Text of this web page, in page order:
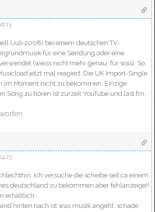
(Juli 2008) bei einem deutschen TV-
für eine Sendung oder eine
(weiss nicht mehr genau, für was). So
jetzt mal reagiert. Die UK Import-Single
im Moment nicht zu bekommen. Einzige
Song zu hören ist zurzeit YouTube und last.fm.
ich versuche die scheibe seit ca einem
deutschland zu bekommen aber fehlanzeige!!
erhältlich.
hinten nach ist was musik angeht. schade